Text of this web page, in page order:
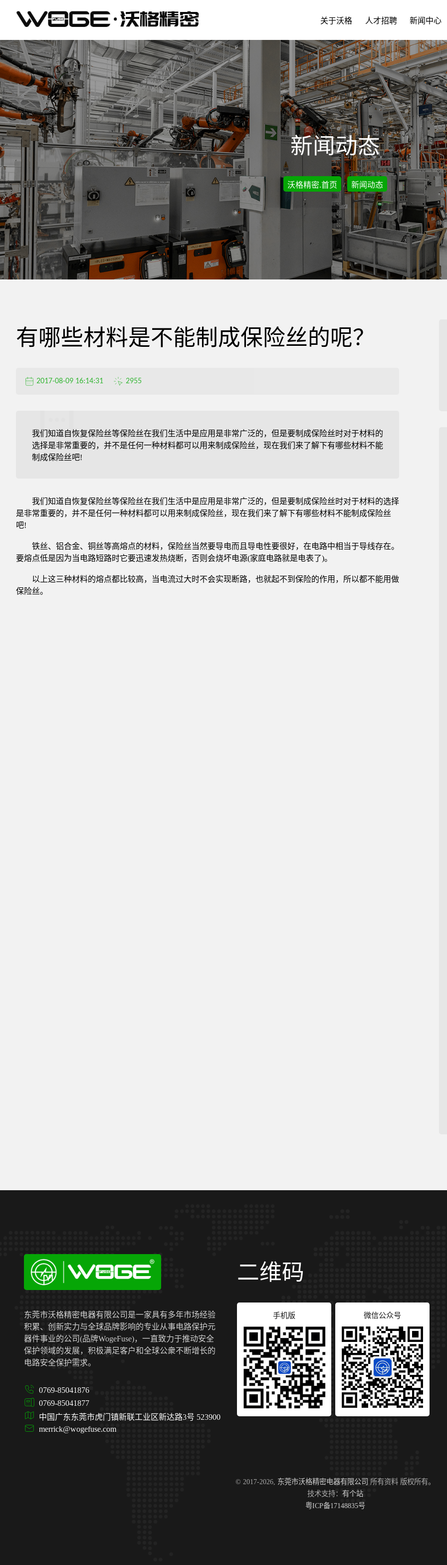
东
莞
市
沃
格
精
密
器
有
司
关于沃格 人才招聘 新闻中心
新闻动态
沃格精密.首页 / 新闻动态
有哪些材料是不能制成保险丝的呢？
2017-08-09 16:14:31 2955
我们知道自恢复保险丝等保险丝在我们生活中是应用是非常广泛的，但是要制成保险丝时对于材料的
选择是非常重要的，并不是任何一种材料都可以用来制成保险丝，现在我们来了解下有哪些材料不能
制成保险丝吧!
我们知道自恢复保险丝等保险丝在我们生活中是应用是非常广泛的，但是要制成保险丝时对于材料的选择
是非常重要的，并不是任何一种材料都可以用来制成保险丝，现在我们来了解下有哪些材料不能制成保险丝
吧!
铁丝、铝合金、铜丝等高熔点的材料，保险丝当然要导电而且导电性要很好，在电路中相当于导线存在。
要熔点低是因为当电路短路时它要迅速发热烧断，否则会烧坏电源(家庭电路就是电表了)。
以上这三种材料的熔点都比较高，当电流过大时不会实现断路，也就起不到保险的作用，所以都不能用做
保险丝。
东莞市沃格精密电器有限公司是一家具有多年市场经验
积累、创新实力与全球品牌影响的专业从事电路保护元
器件事业的公司(品牌WogeFuse)，一直致力于推动安全
保护领域的发展，积极满足客户和全球公衆不断增长的
电路安全保护需求。
0769-85041876
0769-85041877
中国广东东莞市虎门镇新联工业区新达路3号 523900
merrick@wogefuse.com
二维码
手机版 微信公众号
© 2017-2026, 东莞市沃格精密电器有限公司 所有资料 版权所有。
技术支持： 有个站
粤ICP备17148835号